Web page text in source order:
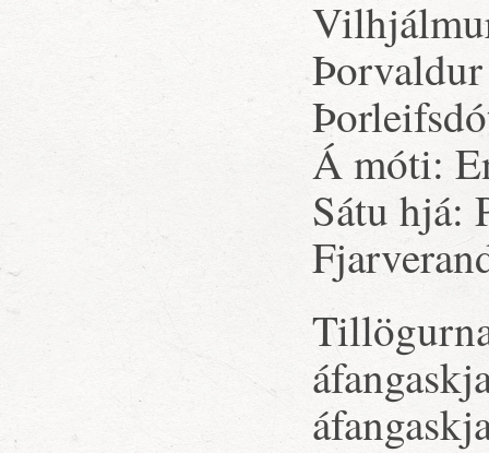
Á móti:
Sátu hjá: